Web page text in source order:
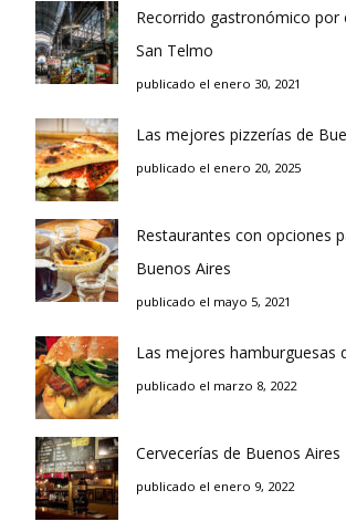
Recorrido gastronómico por
San Telmo
publicado el enero 30, 2021
Las mejores pizzerías de
publicado el enero 20, 2025
Restaurantes con opciones
Buenos Aires
publicado el mayo 5, 2021
Las mejores hamburguesas
publicado el marzo 8, 2022
Cervecerías de Buenos Aires
publicado el enero 9, 2022